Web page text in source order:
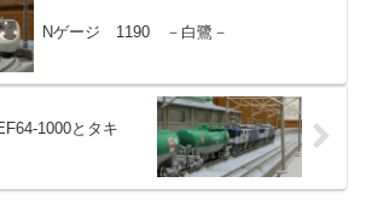
Nゲージ 1190 －白鷺－
1000とタキ